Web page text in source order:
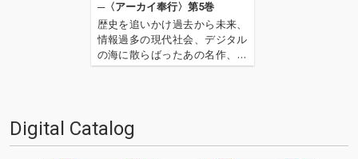
─〈アーカイ奉行〉第5巻
歴史を追いかけ過去から未来、
情報過多の現代社会、デジタル
の海に散らばったあの名作、こ
の名作たちをひとつにまとめる
は…'''1.過去作の最新リマスター
音源 2.これまで未配信…
Digital Catalog